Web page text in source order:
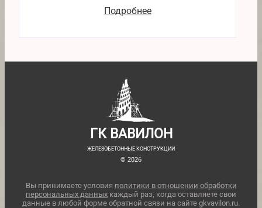
Подробнее
ГК ВАВИЛОН
ЖЕЛЕЗОБЕТОННЫЕ КОНСТРУКЦИИ
© 2026
Вы принимаете условия политики в отношении обработки
персональных данных каждый раз, когда оставляете свои
данные в любой форме обратной связи на сайте gkvavilon.ru.